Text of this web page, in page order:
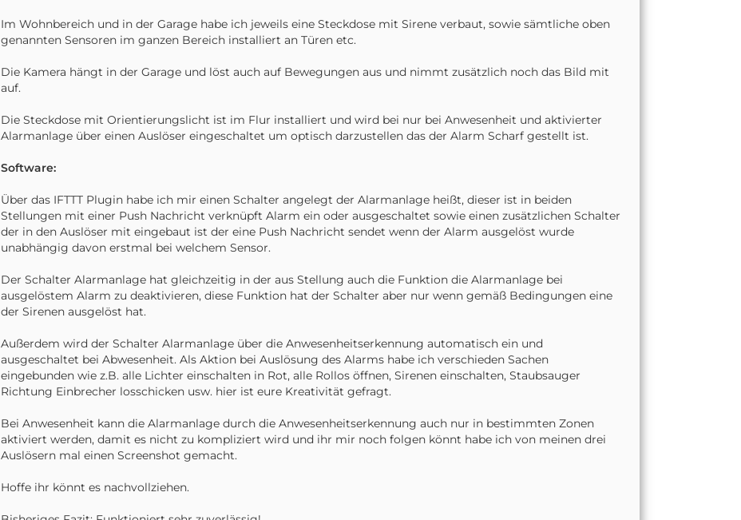
Im Wohnbereich und in der Garage habe ich jeweils eine Steckdose mit Sirene verbaut, sowie sämtliche oben
genannten Sensoren im ganzen Bereich installiert an Türen etc.
Die Kamera hängt in der Garage und löst auch auf Bewegungen aus und nimmt zusätzlich noch das Bild mit
auf.
Die Steckdose mit Orientierungslicht ist im Flur installiert und wird bei nur bei Anwesenheit und aktivierter
Alarmanlage über einen Auslöser eingeschaltet um optisch darzustellen das der Alarm Scharf gestellt ist.
Software:
Über das IFTTT Plugin habe ich mir einen Schalter angelegt der Alarmanlage heißt, dieser ist in beiden
Stellungen mit einer Push Nachricht verknüpft Alarm ein oder ausgeschaltet sowie einen zusätzlichen Schalter
der in den Auslöser mit eingebaut ist der eine Push Nachricht sendet wenn der Alarm ausgelöst wurde
unabhängig davon erstmal bei welchem Sensor.
Der Schalter Alarmanlage hat gleichzeitig in der aus Stellung auch die Funktion die Alarmanlage bei
ausgelöstem Alarm zu deaktivieren, diese Funktion hat der Schalter aber nur wenn gemäß Bedingungen eine
der Sirenen ausgelöst hat.
Außerdem wird der Schalter Alarmanlage über die Anwesenheitserkennung automatisch ein und
ausgeschaltet bei Abwesenheit. Als Aktion bei Auslösung des Alarms habe ich verschieden Sachen
eingebunden wie z.B. alle Lichter einschalten in Rot, alle Rollos öffnen, Sirenen einschalten, Staubsauger
Richtung Einbrecher losschicken usw. hier ist eure Kreativität gefragt.
Bei Anwesenheit kann die Alarmanlage durch die Anwesenheitserkennung auch nur in bestimmten Zonen
aktiviert werden, damit es nicht zu kompliziert wird und ihr mir noch folgen könnt habe ich von meinen drei
Auslösern mal einen Screenshot gemacht.
Hoffe ihr könnt es nachvollziehen.